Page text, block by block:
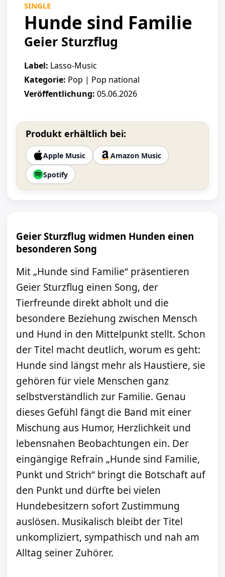
SINGLE
Hunde sind Familie
Geier Sturzflug
Label: Lasso-Music
Kategorie: Pop | Pop national
Veröffentlichung: 05.06.2026
Produkt erhältlich bei:
Apple Music
Amazon Music
Spotify
Geier Sturzflug widmen Hunden einen
besonderen Song
Mit „Hunde sind Familie“ präsentieren
Geier Sturzflug einen Song, der
Tierfreunde direkt abholt und die
besondere Beziehung zwischen Mensch
und Hund in den Mittelpunkt stellt. Schon
der Titel macht deutlich, worum es geht:
Hunde sind längst mehr als Haustiere, sie
gehören für viele Menschen ganz
selbstverständlich zur Familie. Genau
dieses Gefühl fängt die Band mit einer
Mischung aus Humor, Herzlichkeit und
lebensnahen Beobachtungen ein. Der
eingängige Refrain „Hunde sind Familie,
Punkt und Strich“ bringt die Botschaft auf
den Punkt und dürfte bei vielen
Hundebesitzern sofort Zustimmung
auslösen. Musikalisch bleibt der Titel
unkompliziert, sympathisch und nah am
Alltag seiner Zuhörer.